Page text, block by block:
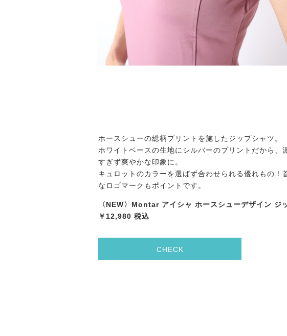
ホースシューの総柄プリントを施したジップシャツ。
ホワイトベースの生地にシルバーのプリントだから、
すぎず爽やかな印象に。
キュロットのカラーを選ばず合わせられる優れもの！
なロゴマークもポイントです。
〈NEW〉Montar アイシャ ホースシューデザイン ジ
￥12,980 税込
CHECK